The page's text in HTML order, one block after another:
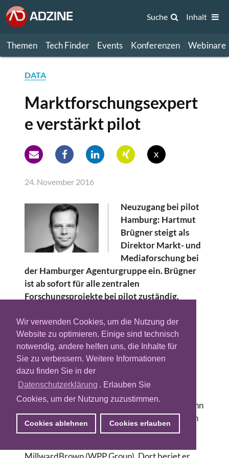
Wir verwenden Cookies, um die Nutzung der
Website zu optimieren. Einige sind technisch
notwendig, andere helfen uns, die Inhalte für
Sie zu verbessern. Weitere Informationen
dazu finden Sie in der
Datenschutzerklärung . Erlauben Sie
Cookies, um der Nutzung zuzustimmen.
Cookies ablehnen Cookies erlauben
Themen Tech Finder Events Konferenzen Webinare
Suche Inhalt
DATA
Marktforschungsexpert
e verstärkt pilot
x
24. November 2016
Neuzugang bei pilot
Hamburg: Hartmut
Brügner steigt als
Direktor Markt- und
Mediaforschung bei
der Hamburger Agenturgruppe ein. Brügner
ist ab sofort für alle zentralen
Forschungsprojekte bei pilot zuständig.
Screen-übergreifende
Kommunikationsplanung, Realtime-Brand-
Tracking und die Optimierung von Digital-
Kampagnen sowie um Attributionsmodelle
innerhalb von Customer Journey Analysen
kümmern.
Hartmut Brügner, der während seiner Laufbahn
im Mediabusiness sowohl auf Kunden- als auch
Agenturseite gearbeitet hat, führten seine